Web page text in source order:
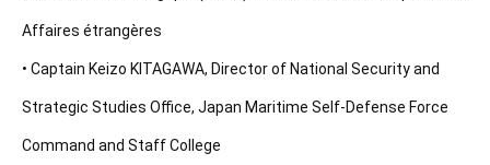
Affaires étrangères
• Captain Keizo KITAGAWA, Director of National Security and
Strategic Studies Office, Japan Maritime Self-Defense Force
Command and Staff College